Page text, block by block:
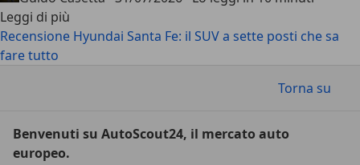
Leggi di più
Recensione Hyundai Santa Fe: il SUV a sette posti che sa
fare tutto
Torna su
Benvenuti su AutoScout24, il mercato auto
europeo.